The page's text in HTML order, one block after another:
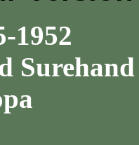
1952